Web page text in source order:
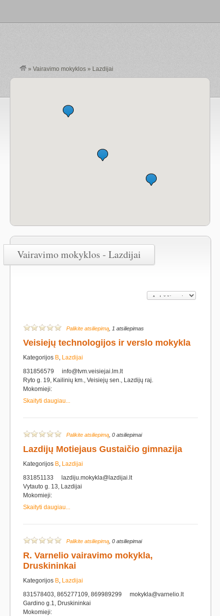
» Vairavimo mokyklos » Lazdijai
Vairavimo mokyklos - Lazdijai
Palikite atsiliepimą , 1 atsiliepimas
Veisiejų technologijos ir verslo mokykla
Kategorijos B, Lazdijai
831856579
info@tvm.veisiejai.lm.lt
Ryto g. 19, Kailinių km., Veisiejų sen., Lazdijų raj.
Mokomieji:
Skaityti daugiau...
Palikite atsiliepimą , 0 atsiliepimai
Lazdijų Motiejaus Gustaičio gimnazija
Kategorijos B, Lazdijai
831851133
lazdiju.mokykla@lazdijai.lt
Vytauto g. 13, Lazdijai
Mokomieji:
Skaityti daugiau...
Palikite atsiliepimą , 0 atsiliepimai
R. Varnelio vairavimo mokykla,
Druskininkai
Kategorijos B, Lazdijai
831578403, 865277109, 869989299
mokykla@varnelio.lt
Gardino g.1, Druskininkai
Mokomieji: